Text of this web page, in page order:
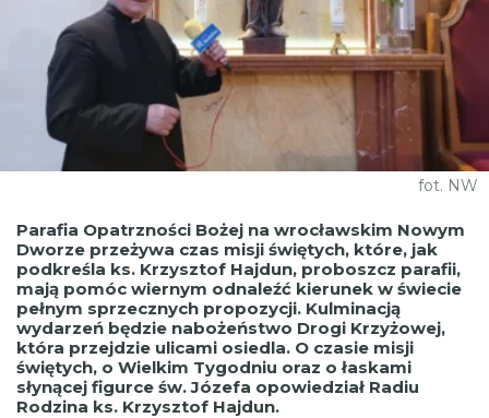
fot. NW
Parafia Opatrzności Bożej na wrocławskim Nowym
Dworze przeżywa czas misji świętych, które, jak
podkreśla ks. Krzysztof Hajdun, proboszcz parafii,
mają pomóc wiernym odnaleźć kierunek w świecie
pełnym sprzecznych propozycji. Kulminacją
wydarzeń będzie nabożeństwo Drogi Krzyżowej,
która przejdzie ulicami osiedla. O czasie misji
świętych, o Wielkim Tygodniu oraz o łaskami
słynącej figurce św. Józefa opowiedział Radiu
Rodzina ks. Krzysztof Hajdun.